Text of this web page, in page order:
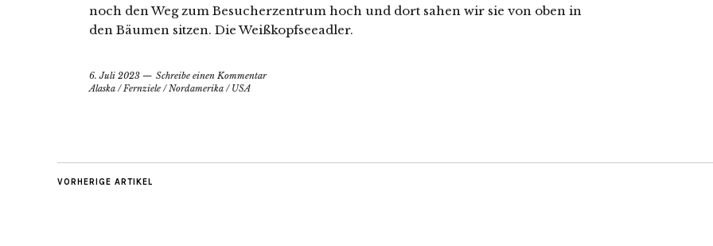
noch den Weg zum Besucherzentrum hoch und dort sahen wir sie von oben in
den Bäumen sitzen. Die Weißkopfseeadler.
6. Juli 2023
Schreibe einen Kommentar
Alaska /Fernziele /Nordamerika / USA
VORHERIGE ARTIKEL